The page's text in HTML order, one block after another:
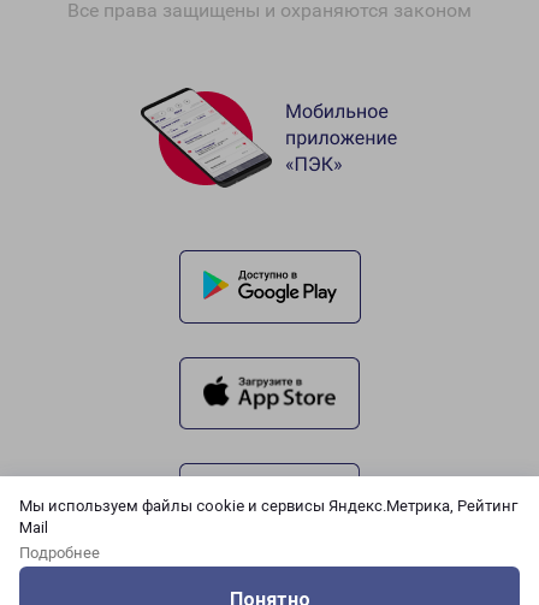
Мы используем файлы cookie и сервисы Яндекс.Метрика, Рейтинг
Mail
Подробнее
Понятно
Все права защищены и охраняются законом